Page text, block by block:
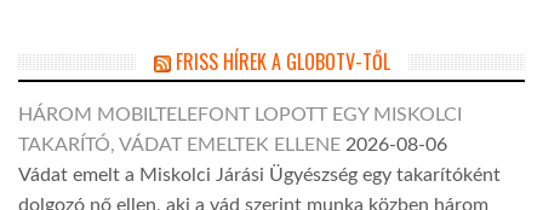
FRISS HÍREK A GLOBOTV-TŐL
HÁROM MOBILTELEFONT LOPOTT EGY MISKOLCI
TAKARÍTÓ, VÁDAT EMELTEK ELLENE 2026-08-06
Vádat emelt a Miskolci Járási Ügyészség egy takarítóként
dolgozó nő ellen, aki a vád szerint munka közben három